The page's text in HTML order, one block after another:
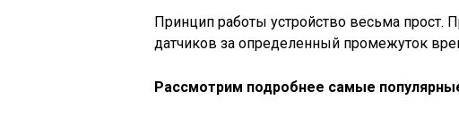
Принцип работы устройство весьма прост.
датчиков за определенный промежуток
Рассмотрим подробнее самые